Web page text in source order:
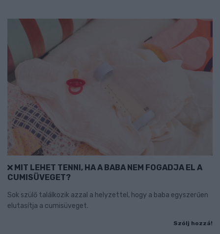
MIT LEHET TENNI, HA A BABA NEM FOGADJA EL A
CUMISÜVEGET?
Sok szülő találkozik azzal a helyzettel, hogy a baba egyszerűen
elutasítja a cumisüveget.
Szólj hozzá!